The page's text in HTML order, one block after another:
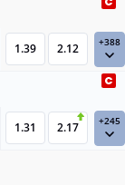
1.39 2.12 +388
1.31 2.17 +245